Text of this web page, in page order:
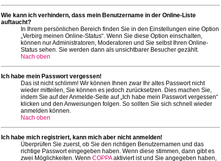
Wie kann ich verhindern, dass mein Benutzername in der Online-Liste
auftaucht?
In Ihrem persönlichen Bereich finden Sie in den Einstellungen eine Option
„Verbirg meinen Online-Status“. Wenn Sie diese Option einschalten,
können nur Administratoren, Moderatoren und Sie selbst Ihren Online-
Status sehen. Sie werden dann als unsichtbarer Besucher gezählt.
Nach oben
Ich habe mein Passwort vergessen!
Das ist nicht schlimm! Wir können Ihnen zwar Ihr altes Passwort nicht
wieder mitteilen, Sie können es jedoch zurücksetzen. Dies machen Sie,
indem Sie auf der Anmelde-Seite auf „Ich habe mein Passwort vergessen“
klicken und den Anweisungen folgen. So sollten Sie sich schnell wieder
anmelden können.
Nach oben
Ich habe mich registriert, kann mich aber nicht anmelden!
Überprüfen Sie zuerst, ob Sie den richtigen Benutzernamen und das
richtige Passwort eingegeben haben. Wenn diese stimmen, dann gibt es
zwei Möglichkeiten. Wenn COPPAaktiviert ist und Sie angegeben haben,